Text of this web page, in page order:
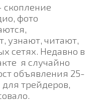
скопление
фото
узнают, читают,
сетях. Недавно в
я случайно
объявления 25-
трейдеров,